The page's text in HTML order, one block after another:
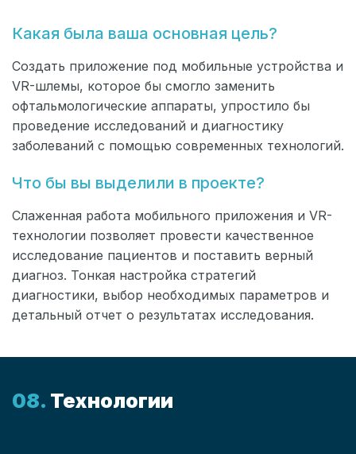
Какая была ваша основная цель?
Создать приложение под мобильные устройства и
VR-шлемы, которое бы смогло заменить
офтальмологические аппараты, упростило бы
проведение исследований и диагностику
заболеваний с помощью современных технологий.
Что бы вы выделили в проекте?
Слаженная работа мобильного приложения и VR-
технологии позволяет провести качественное
исследование пациентов и поставить верный
диагноз. Тонкая настройка стратегий
диагностики, выбор необходимых параметров и
детальный отчет о результатах исследования.
Технологии